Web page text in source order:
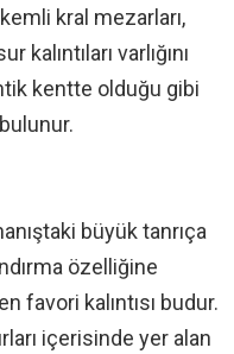
kral mezarları,
varlığını
kentte olduğu gibi
büyük tanrıça
özelliğine
favori kalıntısı budur.
içerisinde yer alan